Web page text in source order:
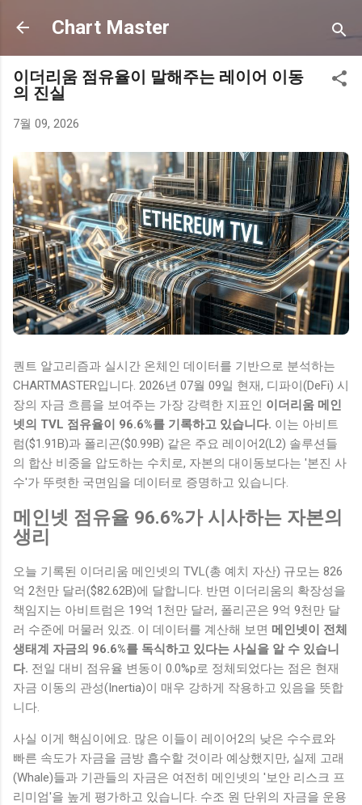
기본 콘텐츠로 건너뛰기
Chart Master
이더리움 점유율이 말해주는 레이어 이동
의 진실
7월 09, 2026
퀀트 알고리즘과 실시간 온체인 데이터를 기반으로 분석하는
CHARTMASTER입니다. 2026년 07월 09일 현재, 디파이(DeFi) 시
장의 자금 흐름을 보여주는 가장 강력한 지표인 이더리움 메인
넷의 TVL 점유율이 96.6%를 기록하고 있습니다. 이는 아비트
럼($1.91B)과 폴리곤($0.99B) 같은 주요 레이어2(L2) 솔루션들
의 합산 비중을 압도하는 수치로, 자본의 대이동보다는 '본진 사
수'가 뚜렷한 국면임을 데이터로 증명하고 있습니다.
메인넷 점유율 96.6%가 시사하는 자본의
생리
오늘 기록된 이더리움 메인넷의 TVL(총 예치 자산) 규모는 826
억 2천만 달러($82.62B)에 달합니다. 반면 이더리움의 확장성을
책임지는 아비트럼은 19억 1천만 달러, 폴리곤은 9억 9천만 달
러 수준에 머물러 있죠. 이 데이터를 계산해 보면 메인넷이 전체
생태계 자금의 96.6%를 독식하고 있다는 사실을 알 수 있습니
다. 전일 대비 점유율 변동이 0.0%p로 정체되었다는 점은 현재
자금 이동의 관성(Inertia)이 매우 강하게 작용하고 있음을 뜻합
니다.
사실 이게 핵심이에요. 많은 이들이 레이어2의 낮은 수수료와
빠른 속도가 자금을 금방 흡수할 것이라 예상했지만, 실제 고래
(Whale)들과 기관들의 자금은 여전히 메인넷의 '보안 리스크 프
리미엄'을 높게 평가하고 있습니다. 수조 원 단위의 자금을 운용